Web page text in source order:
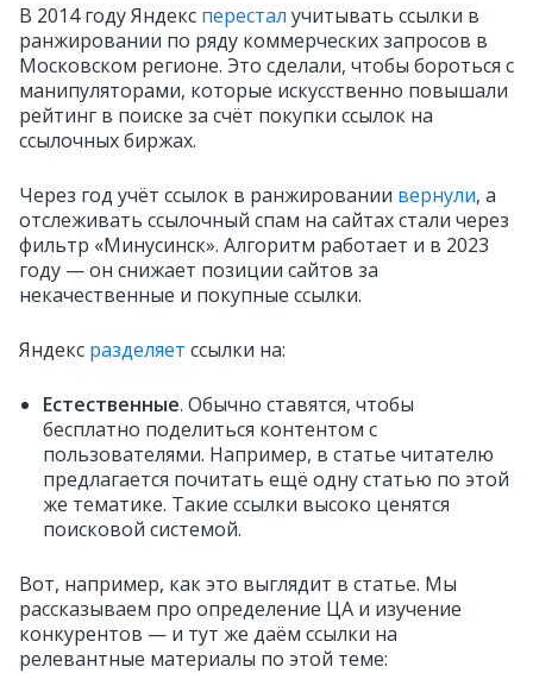
В 2014 году Яндекс перестал учитывать ссылки в
ранжировании по ряду коммерческих запросов в
Московском регионе. Это сделали, чтобы бороться с
манипуляторами, которые искусственно повышали
рейтинг в поиске за счёт покупки ссылок на
ссылочных биржах.
Через год учёт ссылок в ранжировании вернули, а
отслеживать ссылочный спам на сайтах стали через
фильтр «Минусинск». Алгоритм работает и в 2023
году — он снижает позиции сайтов за
некачественные и покупные ссылки.
Яндекс разделяет ссылки на:
Естественные. Обычно ставятся, чтобы
бесплатно поделиться контентом с
пользователями. Например, в статье читателю
предлагается почитать ещё одну статью по этой
же тематике. Такие ссылки высоко ценятся
поисковой системой.
Вот, например, как это выглядит в статье. Мы
рассказываем про определение ЦА и изучение
конкурентов — и тут же даём ссылки на
релевантные материалы по этой теме: